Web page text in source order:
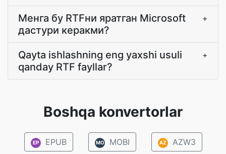
Менга бу RTFни яратган Microsoft
дастури керакми?
+
Qayta ishlashning eng yaxshi usuli
qanday RTF fayllar?
+
Boshqa konvertorlar
EP EPUB MO MOBI AZ AZW3